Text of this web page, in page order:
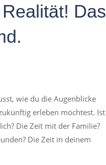
Das
wie du die Augenblicke
erleben möchtest. Ist
Die Zeit mit der Familie?
Die Zeit in deinem